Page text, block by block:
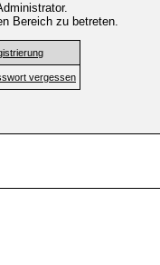
Bereich zu betreten.
vergessen